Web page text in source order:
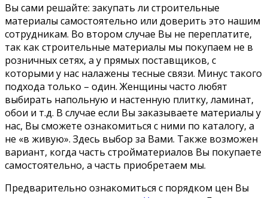
Вы сами решайте: закупать ли строительные
материалы самостоятельно или доверить это нашим
сотрудникам. Во втором случае Вы не переплатите,
так как строительные материалы мы покупаем не в
розничных сетях, а у прямых поставщиков, с
которыми у нас налажены тесные связи. Минус такого
подхода только – один. Женщины часто любят
выбирать напольную и настенную плитку, ламинат,
обои и т.д. В случае если Вы заказываете материалы у
нас, Вы сможете ознакомиться с ними по каталогу, а
не «в живую». Здесь выбор за Вами. Также возможен
вариант, когда часть стройматериалов Вы покупаете
самостоятельно, а часть приобретаем мы.
Предварительно ознакомиться с порядком цен Вы